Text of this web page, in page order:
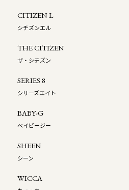
CITIZEN L
シチズンエル
THE CITIZEN
ザ・シチズン
SERIES 8
シリーズエイト
BABY-G
ベイビージー
SHEEN
シーン
WICCA